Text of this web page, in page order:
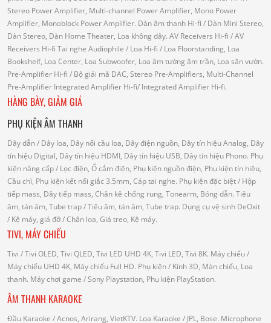
Stereo Power Amplifier, Multi-channel Power Amplifier, Mono Power
Amplifier, Monoblock Power Amplifier. Dàn âm thanh Hi-fi / Dàn Mini Stereo,
Dàn Stereo, Dàn Home Theater, Loa không dây. AV Receivers Hi-fi / AV
Receivers Hi-fi Tai nghe Audiophile / Loa Hi-fi / Loa Floorstanding, Loa
Bookshelf, Loa Center, Loa Subwoofer, Loa âm tường âm trần, Loa sân vườn.
Pre-Amplifier Hi-fi / Bộ giải mã DAC, Stereo Pre-Amplifiers, Multi-Channel
Pre-Amplifier Integrated Amplifier Hi-fi/ Integrated Amplifier Hi-fi.
HÀNG BÀY, GIẢM GIÁ
PHỤ KIỆN ÂM THANH
Dây dẫn/ Dây loa, Dây nối cầu loa, Dây điện nguồn, Dây tín hiệu Analog, Dây
tín hiệu Digital, Dây tín hiệu HDMI, Dây tín hiệu USB, Dây tín hiệu Phono. Phụ
kiện nâng cấp/ Lọc điện, Ổ cắm điện, Phụ kiện nguồn điện, Phụ kiện tín hiệu,
Cầu chì, Phụ kiện kết nối giắc 3.5mm, Cáp tai nghe. Phụ kiện đặc biệt/ Hộp
tiếp mass, Dây tiếp mass, Chân kê chống rung, Tonearm, Bóng dẫn. Tiêu
âm, tán âm, Tube trap/ Tiêu âm, tán âm, Tube trap. Dụng cụ vệ sinh DeOxit
/ Kệ máy, giá đỡ/ Chân loa, Giá treo, Kệ máy.
TIVI, MÁY CHIẾU
Tivi / Tivi OLED, Tivi QLED, Tivi LED UHD 4K, Tivi LED, Tivi 8K. Máy chiếu/
Máy chiếu UHD 4K, Máy chiếu Full HD. Phụ kiện/ Kính 3D, Màn chiếu, Loa
thanh. Máy chơi game / Sony Playstation, Phụ kiện PlayStation.
ÂM THANH KARAOKE
Đầu Karaoke / Acnos, Arirang, VietKTV. Loa Karaoke / JPL, Bose. Microphone